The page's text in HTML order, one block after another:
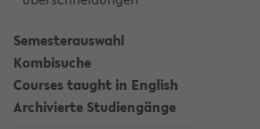
Semesterauswahl
Kombisuche
Courses taught in English
Archivierte Studiengänge